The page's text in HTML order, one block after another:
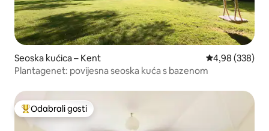
Seoska kućica – Kent Prosječna
4,98 (338)
Plantagenet: povijesna seoska kuća s bazenom
Među najviše rangiranima s oznakom „Odabrali gosti”
Odabrali gosti